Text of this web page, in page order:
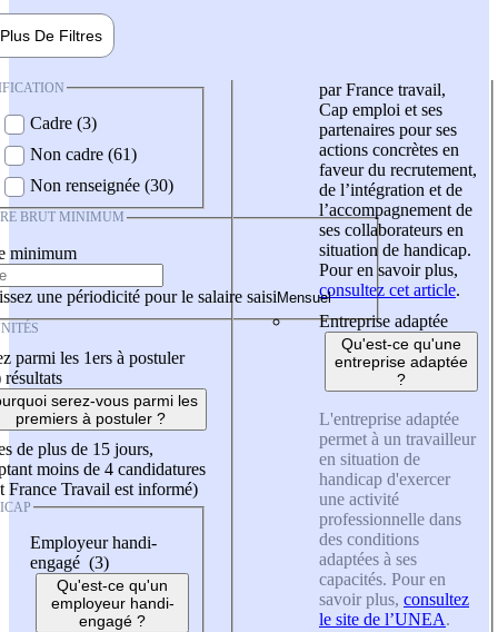
Plus De Filtres
Cadre (3)
Non cadre (61)
Non renseignée (30)
BRUT MINIMUM
minimum
une périodicité pour le salaire saisi
parmi les 1ers à postuler
résultats
serez-vous parmi les
premiers à postuler ?
de plus de 15 jours,
moins de 4 candidatures
France Travail est informé)
Employeur handi-
engagé (3)
Qu'est-ce qu'un
employeur handi-
engagé ?
par France travail,
Cap emploi et ses
partenaires pour ses
actions concrètes en
faveur du recrutement,
de l’intégration et de
l’accompagnement de
ses collaborateurs en
situation de handicap.
Pour en savoir plus,
consultez cet article.
Entreprise adaptée
Qu'est-ce qu'une
entreprise adaptée
?
L'entreprise adaptée
permet à un travailleur
en situation de
handicap d'exercer
une activité
professionnelle dans
des conditions
adaptées à ses
capacités. Pour en
savoir plus, consultez
le site de l’UNEA.